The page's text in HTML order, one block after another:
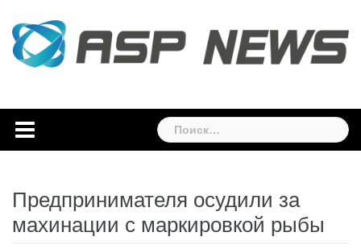
content
Найти:
Предпринимателя осудили за
махинации с маркировкой рыбы